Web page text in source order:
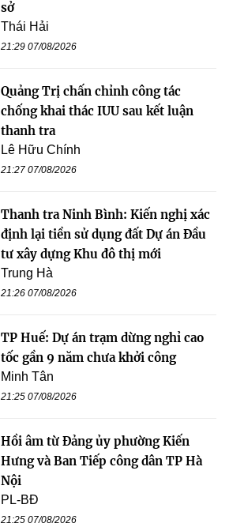
sở
Thái Hải
21:29 07/08/2026
Quảng Trị chấn chỉnh công tác
chống khai thác IUU sau kết luận
thanh tra
Lê Hữu Chính
21:27 07/08/2026
Thanh tra Ninh Bình: Kiến nghị xác
định lại tiền sử dụng đất Dự án Đầu
tư xây dựng Khu đô thị mới
Trung Hà
21:26 07/08/2026
TP Huế: Dự án trạm dừng nghỉ cao
tốc gần 9 năm chưa khởi công
Minh Tân
21:25 07/08/2026
Hồi âm từ Đảng ủy phường Kiến
Hưng và Ban Tiếp công dân TP Hà
Nội
PL-BĐ
21:25 07/08/2026